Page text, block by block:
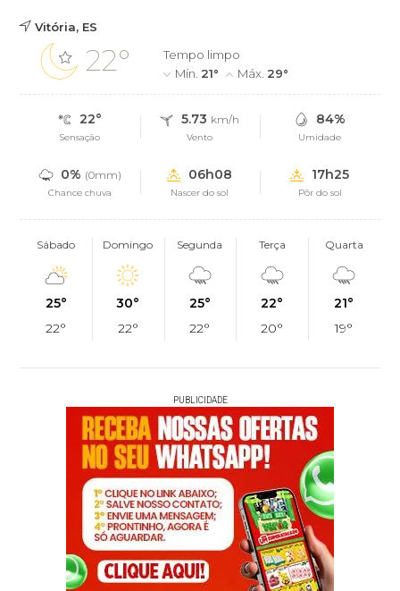
Vitória, ES
22°
Tempo limpo
Mín. 21° Máx. 29°
22°
Sensação
5.73 km/h
Vento
84%
Umidade
0% (0mm)
Chance chuva
06h08
Nascer do sol
17h25
Pôr do sol
Sábado
25°
22°
Domingo
30°
22°
Segunda
25°
22°
Terça
22°
20°
Quarta
21°
19°
PUBLICIDADE